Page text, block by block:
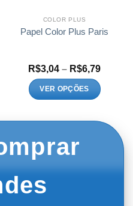
COLOR PLUS
Papel Color Plus Paris
R$3,04 – R$6,79Faixa
preço:
R$3,04
VER OPÇÕES
várias
variantes.